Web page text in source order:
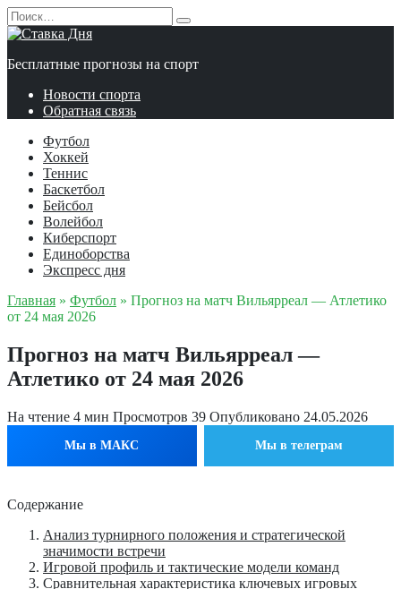
Перейти
к
содержанию
Search
for:
Бесплатные прогнозы на спорт
Новости спорта
Обратная связь
Футбол
Хоккей
Теннис
Баскетбол
Бейсбол
Волейбол
Киберспорт
Единоборства
Экспресс дня
Главная » Футбол » Прогноз на матч Вильярреал — Атлетико
от 24 мая 2026
Прогноз на матч Вильярреал —
Атлетико от 24 мая 2026
На чтение 4 мин Просмотров 39 Опубликовано 24.05.2026
Мы в МАКС Мы в телеграм
Содержание
Анализ турнирного положения и стратегической
значимости встречи
Игровой профиль и тактические модели команд
Сравнительная характеристика ключевых игровых